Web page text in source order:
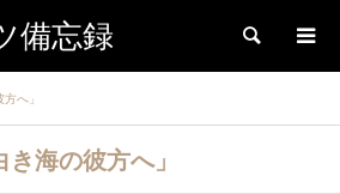
備忘録 検索
へ」
海の彼方へ」